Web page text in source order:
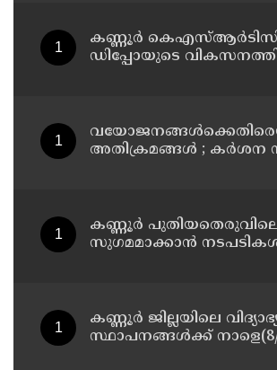
കണ്ണൂർ
ഡിപ്പോയുടെ
അതിക്രമങ്ങൾ ; കർശന
കണ്ണൂർ
സുഗമമാക്കാന്‍
കണ്ണൂർ ജില്ലയിലെ
സ്ഥാപനങ്ങള്‍ക്ക് നാളെ(8/